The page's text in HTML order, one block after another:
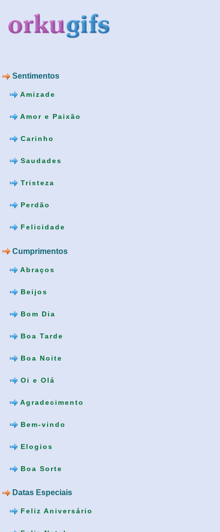
Sentimentos
Amizade
Amor e Paixão
Carinho
Saudades
Tristeza
Perdão
Felicidade
Cumprimentos
Abraços
Beijos
Bom Dia
Boa Tarde
Boa Noite
Oi e Olá
Agradecimento
Bem-vindo
Elogios
Boa Sorte
Datas Especiais
Feliz Aniversário